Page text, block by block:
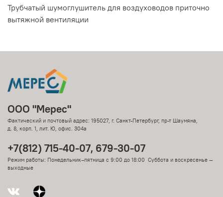
Трубчатый шумоглушитель для воздуховодов приточно
вытяжной вентиляции
ООО "Мерес"
Фактический и почтовый адрес: 195027, г. Санкт-Петербург, пр-т Шаумяна,
д. 8, корп. 1, лит. Ю, офис. 304а
+7(812) 715-40-07, 679-30-07
Режим работы: Понедельник–пятница с 9:00 до 18:00 Суббота и воскресенье —
выходные